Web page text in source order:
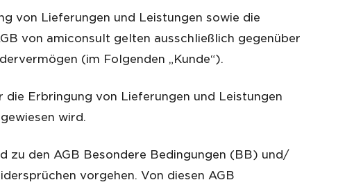
von Lieferungen und Leistungen sowie die
von amiconsult gelten ausschließlich gegenüber
(im Folgenden „Kunde“).
Erbringung von Lieferungen und Leistungen
wird.
zu den AGB Besondere Bedingungen (BB) und/
vorgehen. Von diesen AGB